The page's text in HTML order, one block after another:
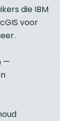
die IBM
voor
—